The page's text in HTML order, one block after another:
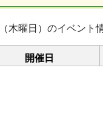
木曜日）のイベント
開催日